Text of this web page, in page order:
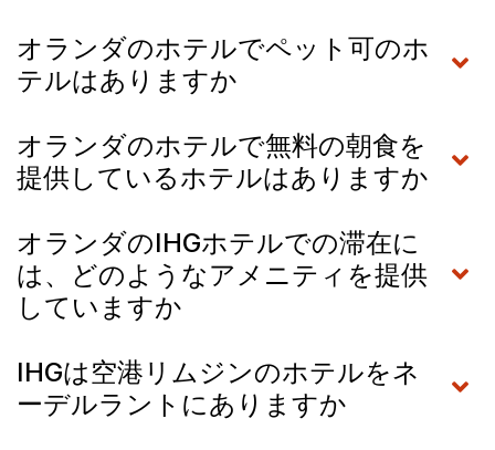
オランダのホテルでペット可のホ
テルはありますか
オランダのホテルで無料の朝食を
提供しているホテルはありますか
オランダのIHGホテルでの滞在に
は、どのようなアメニティを提供
していますか
IHGは空港リムジンのホテルをネ
ーデルラントにありますか